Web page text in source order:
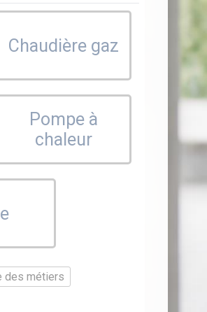
Chaudière gaz
Pompe à
chaleur
des métiers